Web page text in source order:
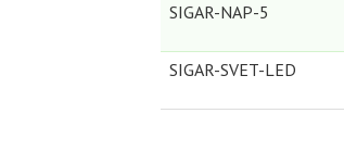
SIGAR-NAP-5
SIGAR-SVET-LED